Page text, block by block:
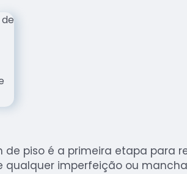
de piso é a primeira etapa para
qualquer imperfeição ou